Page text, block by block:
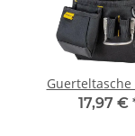
Guerteltasche
17,97 €